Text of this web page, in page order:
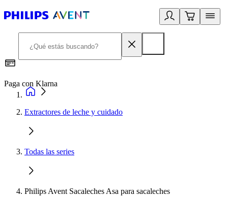
Paga con Klarna
Extractores de leche y cuidado
Todas las series
Philips Avent Sacaleches Asa para sacaleches